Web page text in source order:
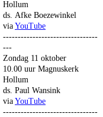
Hollum
ds. Afke Boezewinkel
via YouTube
--------------------------------
---
Zondag 11 oktober
10.00 uur Magnuskerk
Hollum
ds. Paul Wansink
via YouTube
--------------------------------